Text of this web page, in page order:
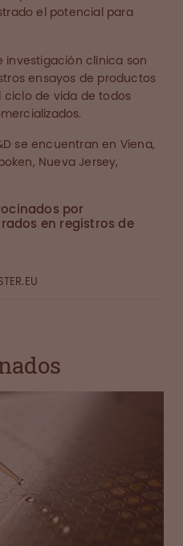
el potencial para
investigación clínica son
ensayos de productos
ciclo de vida de todos
se encuentran en Viena,
Nueva Jersey,
por
en registros de